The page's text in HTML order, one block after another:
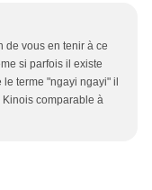
de vous en tenir à ce
si parfois il existe
terme "ngayi ngayi" il
comparable à